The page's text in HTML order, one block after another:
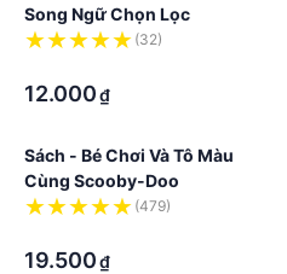
Song Ngữ Chọn Lọc
(32)
12.000₫
Sách - Bé Chơi Và Tô Màu
Cùng Scooby-Doo
(479)
19.500₫